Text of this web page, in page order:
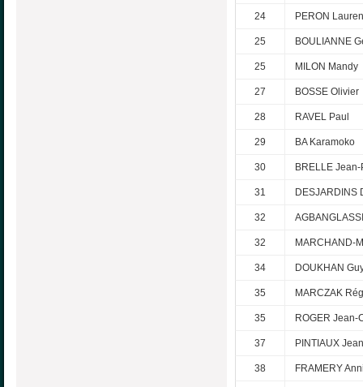
24 PERON
25 BOULIANNE
25 MILON Mandy
27 BOSSE Olivier
28 RAVEL Paul
29 BA Karamoko
30 BRELLE
31 DESJARDINS
32
32 MARCHAND-
34 DOUKHAN
35 MARCZAK
35 ROGER Jean-
37 PINTIAUX
38 FRAMERY